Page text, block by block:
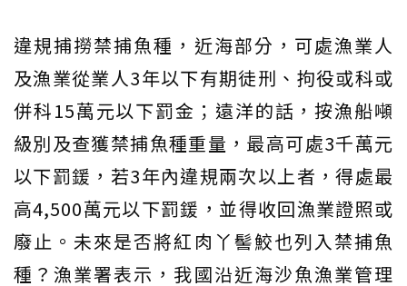
違規捕撈禁捕魚種，近海部分，可處漁業人
及漁業從業人3年以下有期徒刑、拘役或科或
併科15萬元以下罰金；遠洋的話，按漁船噸
級別及查獲禁捕魚種重量，最高可處3千萬元
以下罰鍰，若3年內違規兩次以上者，得處最
高4,500萬元以下罰鍰，並得收回漁業證照或
廢止。未來是否將紅肉丫髻鮫也列入禁捕魚
種？漁業署表示，我國沿近海沙魚漁業管理